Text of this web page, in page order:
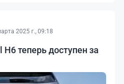
2025 г., 09:18
теперь доступен за